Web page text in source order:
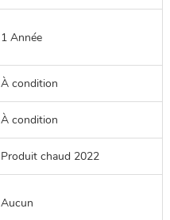
1 Année
À condition
À condition
Produit chaud 2022
Aucun